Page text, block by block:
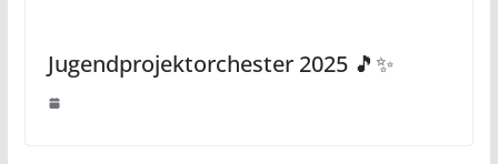
Jugendprojektorchester 2025 🎵✨